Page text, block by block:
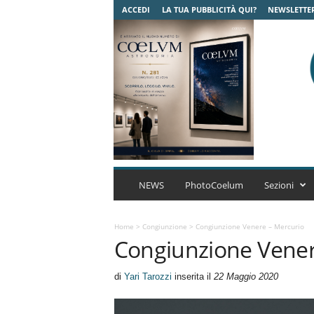
ACCEDI LA TUA PUBBLICITÀ QUI?
C
u
m
r
NEWS PhotoCoelum Sezioni
Home > Congiunzione > Congiunzione Venere – Mercurio
Congiunzione
di Yari Tarozzi inserita il 22 Maggio 2020